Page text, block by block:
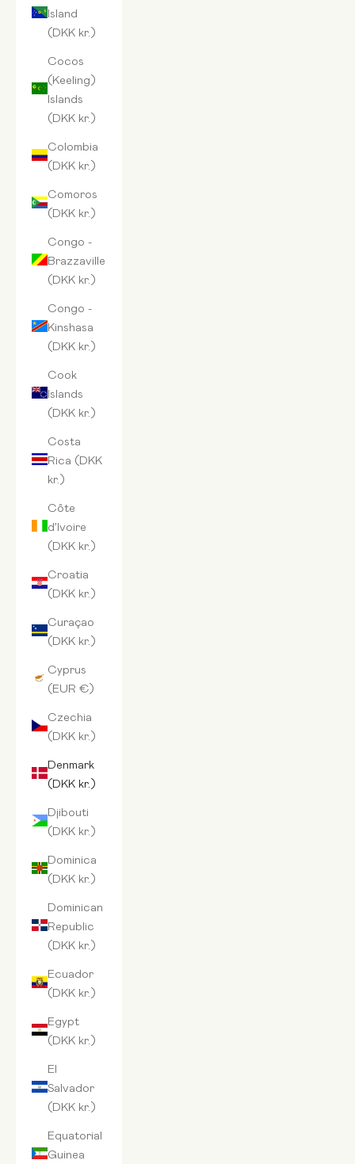
Island
(DKK kr.)
Cocos
(Keeling)
Islands
(DKK kr.)
Colombia
(DKK kr.)
Comoros
(DKK kr.)
Congo -
Brazzaville
(DKK kr.)
Congo -
Kinshasa
(DKK kr.)
Cook
Islands
(DKK kr.)
Costa
Rica (DKK
kr.)
Côte
d’Ivoire
(DKK kr.)
Croatia
(DKK kr.)
Curaçao
(DKK kr.)
Cyprus
(EUR €)
Czechia
(DKK kr.)
Denmark
(DKK kr.)
Djibouti
(DKK kr.)
Dominica
(DKK kr.)
Dominican
Republic
(DKK kr.)
Ecuador
(DKK kr.)
Egypt
(DKK kr.)
El
Salvador
(DKK kr.)
Equatorial
Guinea